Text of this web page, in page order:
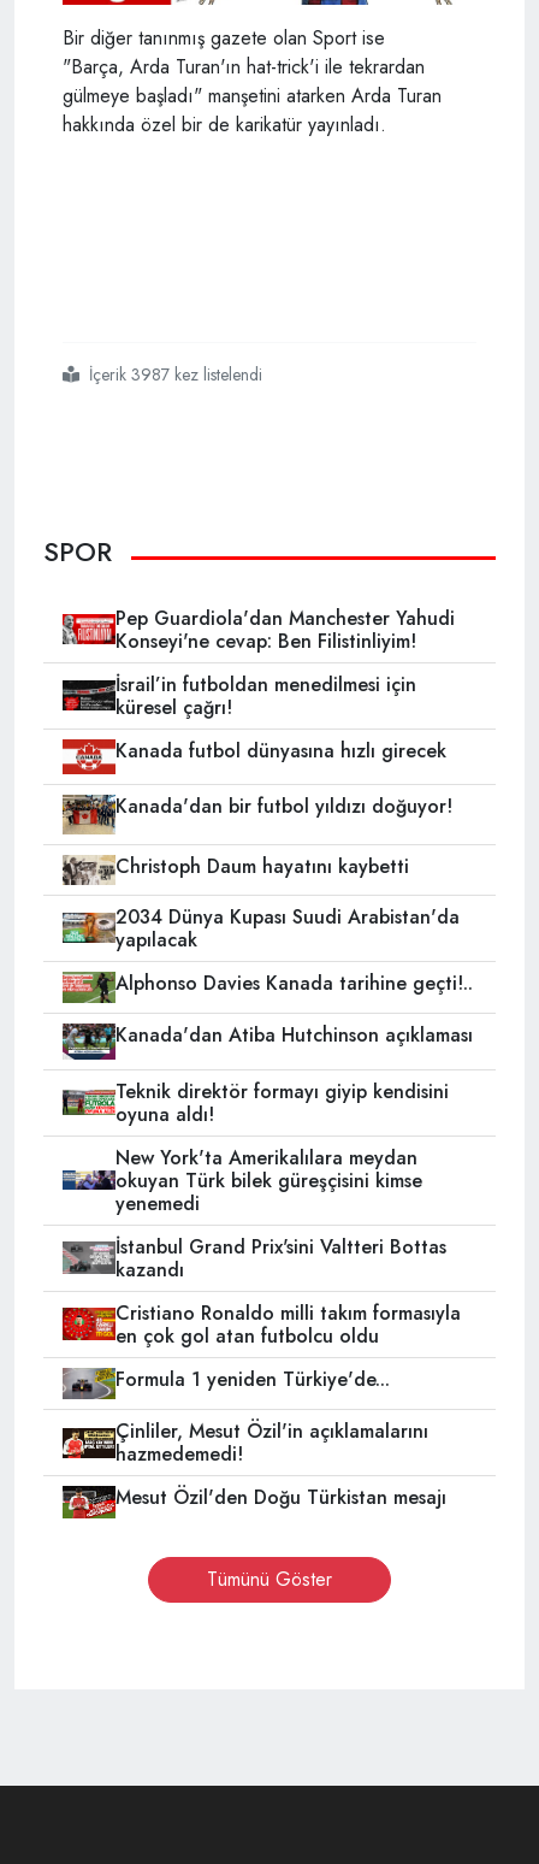
Bir diğer tanınmış gazete olan Sport ise
"Barça, Arda Turan'ın hat-trick'i ile tekrardan
gülmeye başladı" manşetini atarken Arda Turan
hakkında özel bir de karikatür yayınladı.
#arda turan
#hat
#
#spor basınından övgüler
İçerik 3987 kez listelendi
SPOR
Pep Guardiola'dan Manchester Yahudi
Konseyi'ne cevap: Ben Filistinliyim!
İsrail’in futboldan menedilmesi için
küresel çağrı!
Kanada futbol dünyasına hızlı girecek
Kanada'dan bir futbol yıldızı doğuyor!
Christoph Daum hayatını kaybetti
2034 Dünya Kupası Suudi Arabistan'da
yapılacak
Alphonso Davies Kanada tarihine geçti!..
Kanada'dan Atiba Hutchinson açıklaması
Teknik direktör formayı giyip kendisini
oyuna aldı!
New York'ta Amerikalılara meydan
okuyan Türk bilek güreşçisini kimse
yenemedi
İstanbul Grand Prix'sini Valtteri Bottas
kazandı
Cristiano Ronaldo milli takım formasıyla
en çok gol atan futbolcu oldu
Formula 1 yeniden Türkiye'de...
Çinliler, Mesut Özil'in açıklamalarını
hazmedemedi!
Mesut Özil'den Doğu Türkistan mesajı
Tümünü Göster